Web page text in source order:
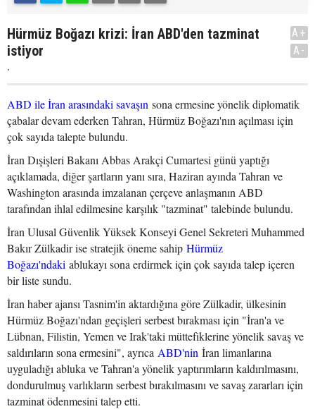
Hürmüz Boğazı krizi: İran ABD'den tazminat
istiyor
.
A+
A-
ABD ile İran arasındaki savaşın sona ermesine yönelik diplomatik
çabalar devam ederken Tahran, Hürmüz Boğazı'nın açılması için
çok sayıda talepte bulundu.
İran Dışişleri Bakanı Abbas Arakçi Cumartesi günü yaptığı
açıklamada, diğer şartların yanı sıra, Haziran ayında Tahran ve
Washington arasında imzalanan çerçeve anlaşmanın ABD
tarafından ihlal edilmesine karşılık "tazminat" talebinde bulundu.
İran Ulusal Güvenlik Yüksek Konseyi Genel Sekreteri Muhammed
Bakır Zülkadir ise stratejik öneme sahip Hürmüz
Boğazı'ndaki ablukayı sona erdirmek için çok sayıda talep içeren
bir liste sundu.
İran haber ajansı Tasnim'in aktardığına göre Zülkadir, ülkesinin
Hürmüz Boğazı'ndan geçişleri serbest bırakması için "İran'a ve
Lübnan, Filistin, Yemen ve Irak'taki müttefiklerine yönelik savaş ve
saldırıların sona ermesini", ayrıca ABD'nin İran limanlarına
uyguladığı abluka ve Tahran'a yönelik yaptırımların kaldırılmasını,
dondurulmuş varlıkların serbest bırakılmasını ve savaş zararları için
tazminat ödenmesini talep etti.